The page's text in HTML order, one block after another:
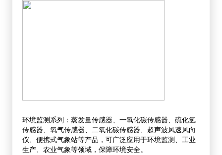
环境监测系列：蒸发量传感器、一氧化碳传感器、硫化氢
传感器、氧气传感器、二氧化碳传感器、超声波风速风向
仪、便携式气象站等产品，可广泛应用于环境监测、工业
生产、农业气象等领域，保障环境安全。